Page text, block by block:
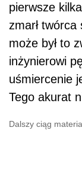
pierwsze
zmarł
może był to
inżynierowi
uśmiercenie
Tego akurat
Dalszy ciąg